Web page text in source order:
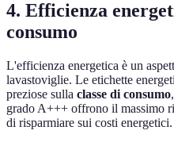
4. Efficienza
consumo
L'efficienza energetica è un
lavastoviglie. Le etichette
preziose sulla classe di consumo
grado A+++ offrono il massimo
di risparmiare sui costi energetici.